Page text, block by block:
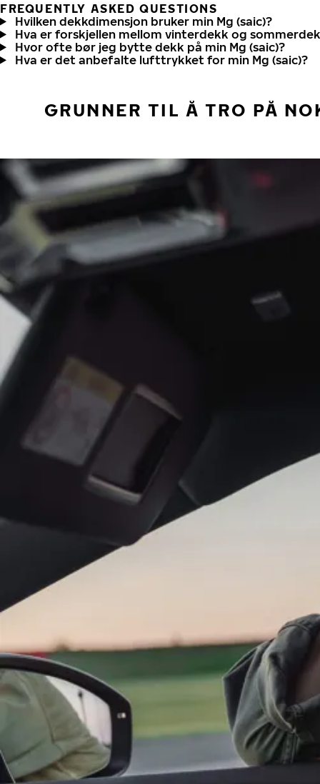
FREQUENTLY ASKED QUESTIONS
Hvilken dekkdimensjon bruker min Mg (saic)?
Hva er forskjellen mellom vinterdekk og
Hvor ofte bør jeg bytte dekk på min Mg (saic)?
Hva er det anbefalte lufttrykket for min Mg (saic)?
GRUNNER TIL Å TRO PÅ